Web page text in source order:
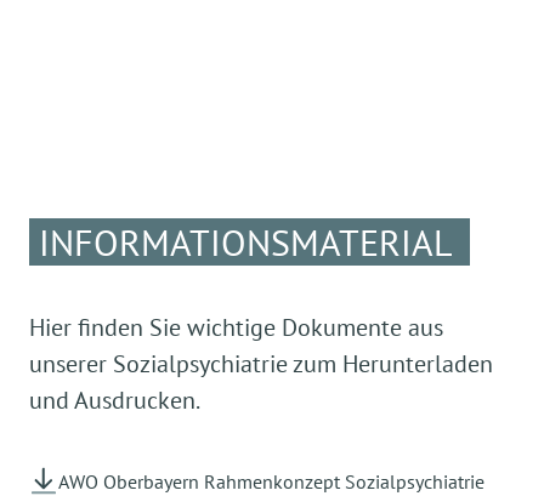
INFORMATIONSMATERIAL
Hier finden Sie wichtige Dokumente aus
unserer Sozialpsychiatrie zum Herunterladen
und Ausdrucken.
AWO Oberbayern Rahmenkonzept Sozialpsychiatrie